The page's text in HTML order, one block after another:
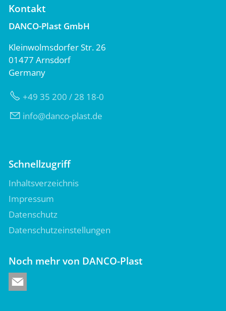
Kontakt
DANCO-Plast GmbH
Kleinwolmsdorfer Str. 26
01477 Arnsdorf
Germany
+49 35 200 / 28 18-0
nf
d nc -pl st d
Schnellzugriff
Inhaltsverzeichnis
Impressum
Datenschutz
Datenschutzeinstellungen
Noch mehr von DANCO-Plast